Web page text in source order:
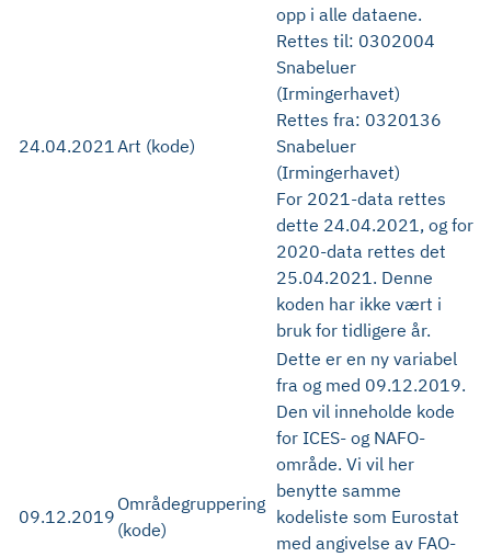
24.04.2021Art (kode)
opp i alle dataene.
Rettes til: 0302004
Snabeluer
(Irmingerhavet)
Rettes fra: 0320136
Snabeluer
(Irmingerhavet)
For 2021-data rettes
dette 24.04.2021, og for
2020-data rettes det
25.04.2021. Denne
koden har ikke vært i
bruk for tidligere år.
09.12.2019
Områdegruppering
(kode)
Dette er en ny variabel
fra og med 09.12.2019.
Den vil inneholde kode
for ICES- og NAFO-
område. Vi vil her
benytte samme
kodeliste som Eurostat
med angivelse av FAO-